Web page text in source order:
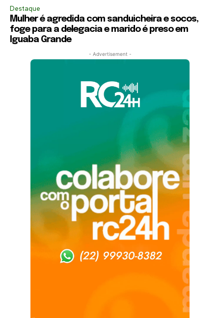
Destaque
Mulher é agredida com sanduicheira e socos,
foge para a delegacia e marido é preso em
Iguaba Grande
- Advertisement -